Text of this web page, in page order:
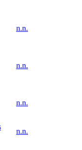
n.n.
n.n.
n.n.
n.n.